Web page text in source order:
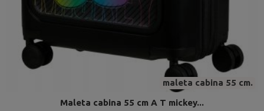
maleta cabina 55 cm.
Maleta cabina 55 cm A T mickey...